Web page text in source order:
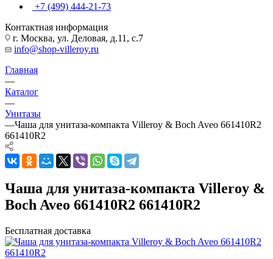
+7 (499) 444-21-73
Контактная информация
г. Москва, ул. Деловая, д.11, с.7
info@shop-villeroy.ru
Главная
—
Каталог
—
Унитазы
—Чаша для унитаза-компакта Villeroy & Boch Aveo 661410R2
661410R2
Чаша для унитаза-компакта Villeroy &
Boch Aveo 661410R2 661410R2
Бесплатная доставка